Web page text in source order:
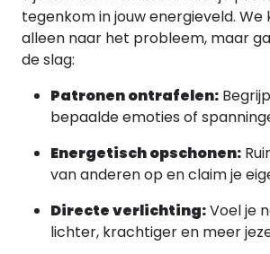
tegenkom in jouw energieveld. We
alleen naar het probleem, maar
de slag:
Patronen ontrafelen:
bepaalde emoties of
Energetisch opschonen:
van anderen op en claim je
Directe verlichting:Voel je
lichter, krachtiger en meer